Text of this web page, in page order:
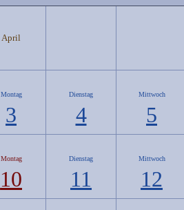
April
Montag
3
Dienstag
4
Mittwoch
5
Montag
10
Dienstag
11
Mittwoch
12